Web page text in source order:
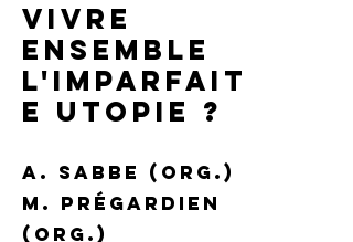
VIVRE
ENSEMBLE
L'IMPARFAIT
E UTOPIE ?
A. Sabbe (Org.)
M. prégardien
(org.)